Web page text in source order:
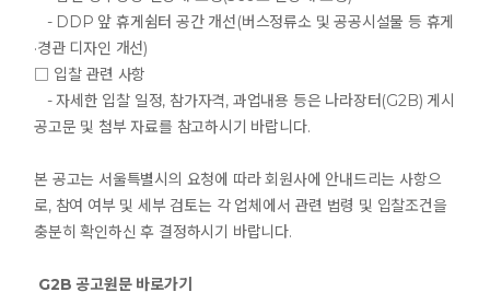
- DDP 앞 휴게쉼터 공간 개선(버스정류소 및 공공시설물 등 휴게
·경관 디자인 개선)
□ 입찰 관련 사항
- 자세한 입찰 일정, 참가자격, 과업내용 등은 나라장터(G2B) 게시
공고문 및 첨부 자료를 참고하시기 바랍니다.
본 공고는 서울특별시의 요청에 따라 회원사에 안내드리는 사항으
로, 참여 여부 및 세부 검토는 각 업체에서 관련 법령 및 입찰조건을
충분히 확인하신 후 결정하시기 바랍니다.
G2B 공고원문 바로가기